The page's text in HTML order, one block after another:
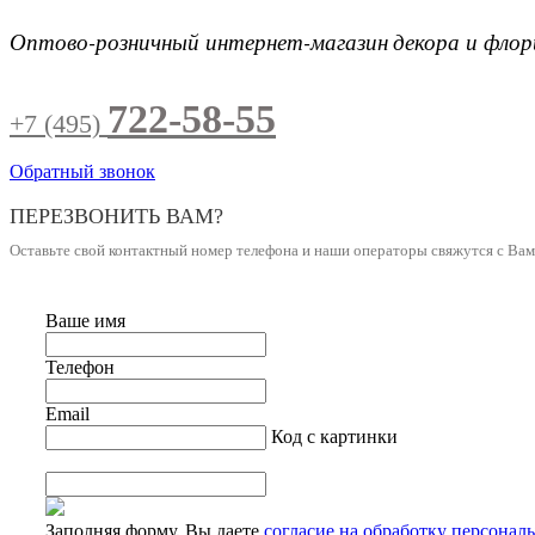
Оптово-розничный интернет-магазиндекора и
+7 (495) 722-58-55
Обратный звонок
ПЕРЕЗВОНИТЬ ВАМ?
Оставьте свой контактный номер телефона и наши операторы свяжутся с
Ваше имя
Телефон
Email
Код с картинки
Заполняя форму, Вы даете согласие на обработку